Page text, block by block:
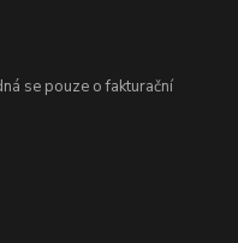
se pouze o fakturační